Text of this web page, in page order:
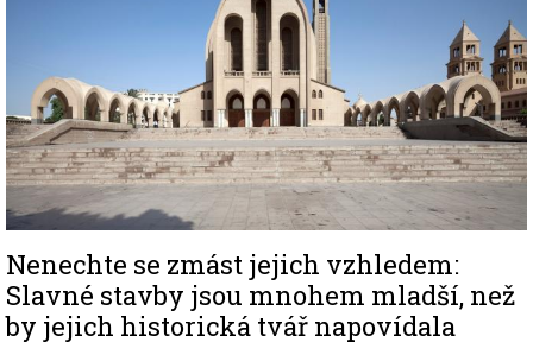
Nenechte se zmást jejich vzhledem:
Slavné stavby jsou mnohem mladší, než
by jejich historická tvář napovídala